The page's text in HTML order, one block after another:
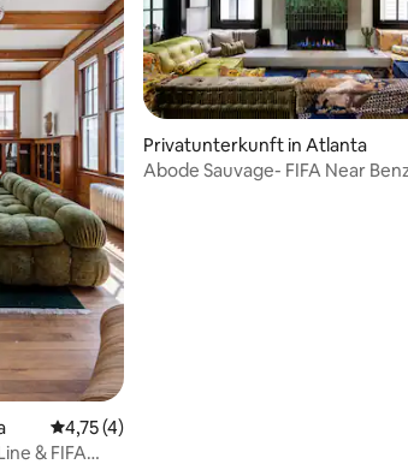
Durchschnittliche Bewertung: 4,75 von 5, 4
4,75 (4)
& FIFA
Privatunterkunft in Atlanta
Abode Sauvage- FIFA Near